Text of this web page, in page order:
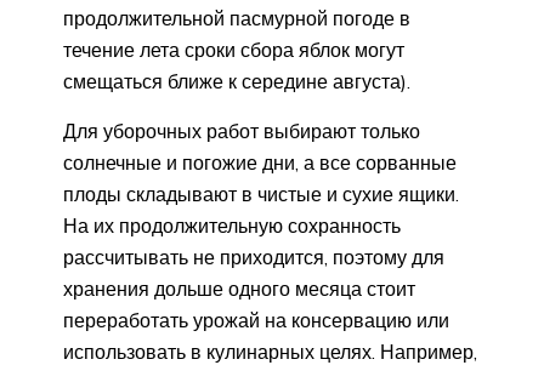
продолжительной пасмурной погоде в
течение лета сроки сбора яблок могут
смещаться ближе к середине августа).
Для уборочных работ выбирают только
солнечные и погожие дни, а все сорванные
плоды складывают в чистые и сухие ящики.
На их продолжительную сохранность
рассчитывать не приходится, поэтому для
хранения дольше одного месяца стоит
переработать урожай на консервацию или
использовать в кулинарных целях. Например,